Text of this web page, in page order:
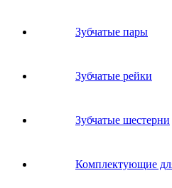
Зубчатые пары
Зубчатые рейки
Зубчатые шестерни
Комплектующие